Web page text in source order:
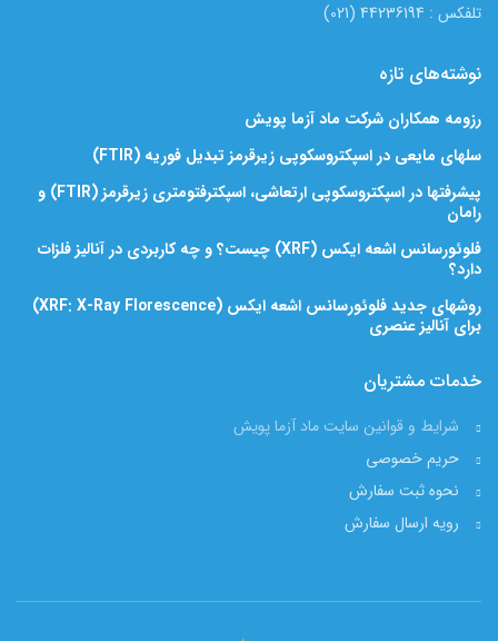
تلفکس : 44236194 (021)
نوشته‌های تازه
رزومه همکاران شرکت ماد آزما پویش
سلهای مایعی در اسپکتروسکوپی زیرقرمز تبدیل فوریه (FTIR)
پیشرفتها در اسپکتروسکوپی ارتعاشی، اسپکترفتومتری زیرقرمز (FTIR) و
رامان
فلوئورسانس اشعه ایکس (XRF) چیست؟ و چه کاربردی در آنالیز فلزات
دارد؟
روشهای جدید فلوئورسانس اشعه ایکس (XRF: X-Ray Florescence)
برای آنالیز عنصری
خدمات مشتریان
شرایط و قوانین سایت ماد آزما پویش
حریم خصوصی
نحوه ثبت سفارش
رویه ارسال سفارش